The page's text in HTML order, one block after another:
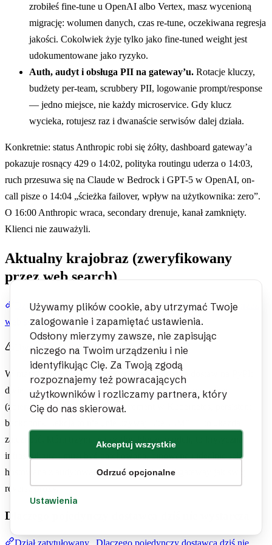
Używamy plików cookie, aby utrzymać Twoje
zalogowanie i zapamiętać ustawienia.
Odsłony mierzymy zawsze, nie zapisując
niczego na Twoim urządzeniu i nie
identyfikując Cię. Za Twoją zgodą
rozpoznajemy też powracających
użytkowników i rozliczamy partnera, który
Cię do nas skierował.
Akceptuj wszystkie
Odrzuć opcjonalne
Ustawienia
zrobiłeś fine-tune u OpenAI albo Vertex, masz wycenioną
migrację: wolumen danych, czas re-tune, oczekiwana regresja
jakości. Cokolwiek żyje tylko jako fine-tuned weight jest
udokumentowane jako ryzyko.
Auth, audyt i obsługa PII na gateway’u. Rotacje kluczy,
budżety per-team, scrubbery PII, logowanie prompt/response
— jedno miejsce, nie każdy microservice. Gdy klucz
wycieka, rotujesz raz i dwanaście serwisów dalej działa.
Konkretnie: status Anthropic robi się żółty, dashboard gateway’a
pokazuje rosnący 429 o 14:02, polityka routingu uderza o 14:03,
ruch przesuwa się na Claude w Bedrock i GPT-5 w OpenAI, on-
call pisze o 14:04 „ścieżka failover, wpływ na użytkownika: zero”.
O 16:00 Anthropic wraca, secondary drenuje, kanał zamknięty.
Klienci nie zauważyli.
Aktualny krajobraz (zweryfikowany
przez web search)
Dział zatytułowany „Aktualny krajobraz (zweryfikowany przez
web search)”
Uwaga
W marcu 2026 LiteLLM miał incident łańcucha dostaw na PyPI:
dwie opublikowane wersje wysłały trzystopniowy payload
(zbieranie credentiali, lateral movement w Kubernetes, persistent
backdoor). Lekcja to nie „nie używaj LiteLLM” — to „każda
zależność, która trzyma wszystkie klucze modeli, to krytyczna
infrastruktura i musi być patchowana, pinowana i idealnie self-
hostowana z audytowanego obrazu”. Traktuj gateway jak swój
reverse proxy.
Dlaczego pojedynczy dostawca dziś nie wystarcza
Dział zatytułowany „Dlaczego pojedynczy dostawca dziś nie